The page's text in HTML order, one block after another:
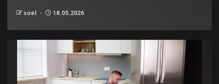
soel 18.05.2026